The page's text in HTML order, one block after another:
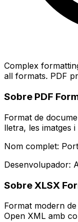
Complex
all formats. PDF
Sobre PDF
Format de
lletra, les imatges
Nom complet:
Desenvolupador:
Sobre XLSX
Format modern
Open XML amb